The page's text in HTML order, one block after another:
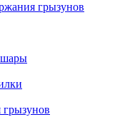
грызунов
шары